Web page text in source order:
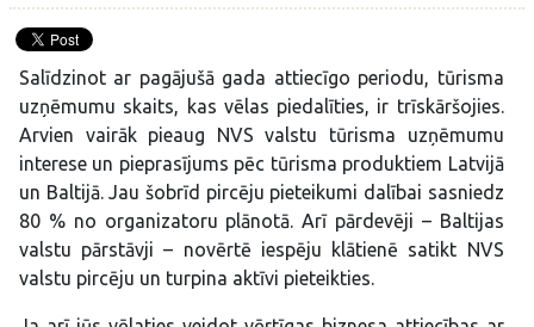
Salīdzinot ar pagājušā gada attiecīgo periodu, tūrisma
uzņēmumu skaits, kas vēlas piedalīties, ir trīskāršojies.
Arvien vairāk pieaug NVS valstu tūrisma uzņēmumu
interese un pieprasījums pēc tūrisma produktiem Latvijā
un Baltijā. Jau šobrīd pircēju pieteikumi dalībai sasniedz
80 % no organizatoru plānotā. Arī pārdevēji – Baltijas
valstu pārstāvji – novērtē iespēju klātienē satikt NVS
valstu pircēju un turpina aktīvi pieteikties.